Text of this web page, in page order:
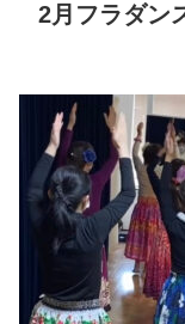
2月フラダン